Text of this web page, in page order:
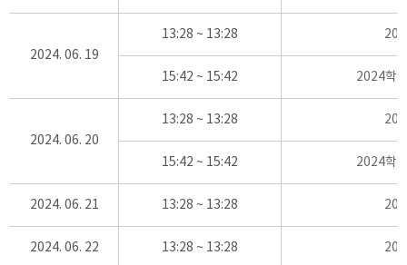
2024. 06. 19
13:28 ~ 13:28
15:42 ~ 15:42 2024학
2024. 06. 20
13:28 ~ 13:28
15:42 ~ 15:42 2024학
2024. 06. 21 13:28 ~ 13:28
2024. 06. 22 13:28 ~ 13:28